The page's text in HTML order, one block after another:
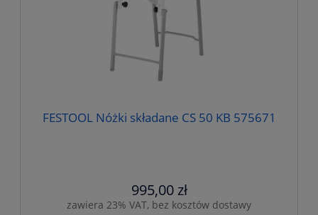
FESTOOL Nóżki składane CS 50 KB 575671
995,00 zł
zawiera 23% VAT, bez kosztów dostawy